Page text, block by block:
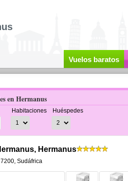
Vuelos baratos
en Hermanus
Habitaciones Huéspedes
Hermanus
7200, Sudáfrica